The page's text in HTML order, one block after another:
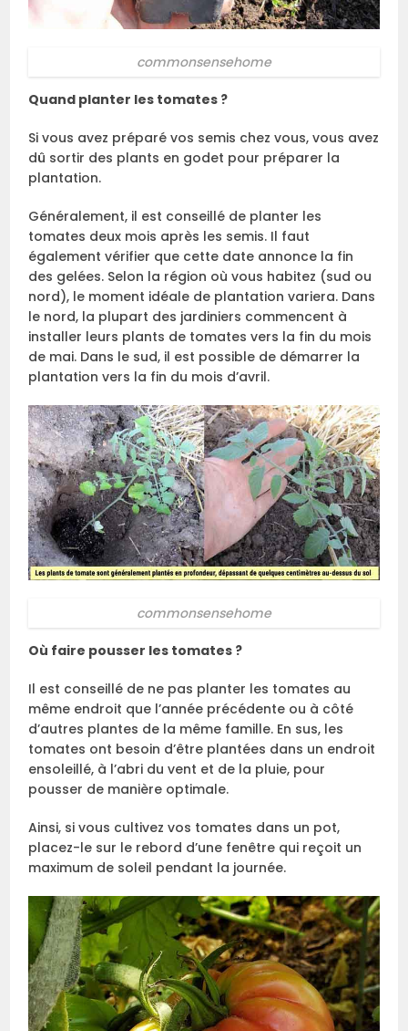
commonsensehome
Quand planter les tomates ?
Si vous avez préparé vos semis chez vous, vous avez
dû sortir des plants en godet pour préparer la
plantation.
Généralement, il est conseillé de planter les
tomates deux mois après les semis. Il faut
également vérifier que cette date annonce la fin
des gelées. Selon la région où vous habitez (sud ou
nord), le moment idéale de plantation variera. Dans
le nord, la plupart des jardiniers commencent à
installer leurs plants de tomates vers la fin du mois
de mai. Dans le sud, il est possible de démarrer la
plantation vers la fin du mois d’avril.
commonsensehome
Où faire pousser les tomates ?
Il est conseillé de ne pas planter les tomates au
même endroit que l’année précédente ou à côté
d’autres plantes de la même famille. En sus, les
tomates ont besoin d’être plantées dans un endroit
ensoleillé, à l’abri du vent et de la pluie, pour
pousser de manière optimale.
Ainsi, si vous cultivez vos tomates dans un pot,
placez-le sur le rebord d’une fenêtre qui reçoit un
maximum de soleil pendant la journée.